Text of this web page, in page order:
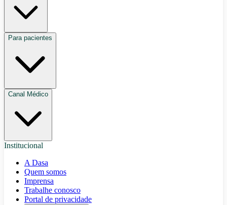
Para pacientes
Canal Médico
Institucional
A Dasa
Quem somos
Imprensa
Trabalhe conosco
Portal de privacidade